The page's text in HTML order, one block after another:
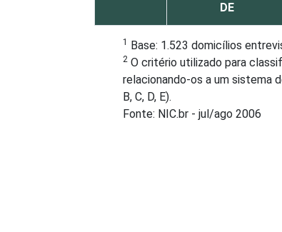
DE
1 Base: 1.523 domicílios
2 O critério utilizado para
relacionando-os a um sistema
B, C, D, E).
Fonte: NIC.br - jul/ago 2006